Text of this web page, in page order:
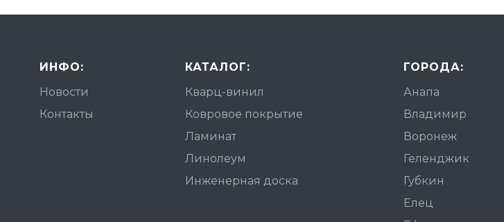
ИНФО:
Новости
Контакты
КАТАЛОГ:
Кварц-винил
Ковровое покрытие
Ламинат
Линолеум
Инженерная доска
ГОРОДА:
Анапа
Владимир
Воронеж
Геленджик
Губкин
Елец